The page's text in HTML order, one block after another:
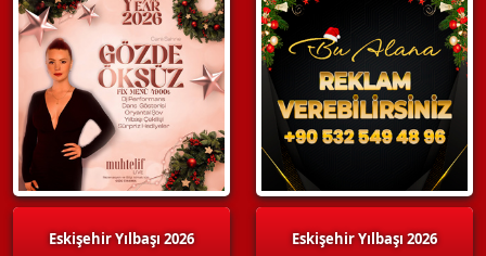
Eskişehir Yılbaşı 2026 Eskişehir Yılbaşı 2026